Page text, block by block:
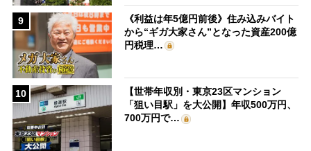
9
《利益は年5億円前後》住み込みバイト
から“ギガ大家さん”となった資産200億
円税理…
10
【世帯年収別・東京23区マンション
「狙い目駅」を大公開】年収500万円、
700万円で…